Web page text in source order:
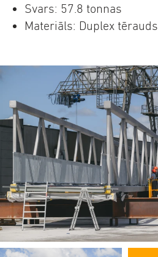
Svars: 57.8 tonnas
Materiāls: Duplex tērauds